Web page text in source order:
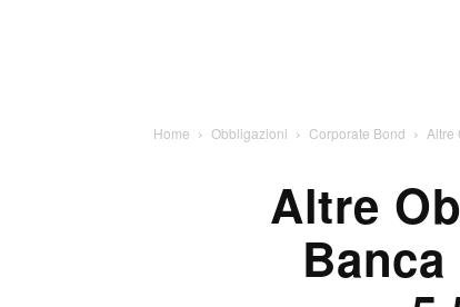
Home Obbligazioni Corporate Bond Altre
Altre